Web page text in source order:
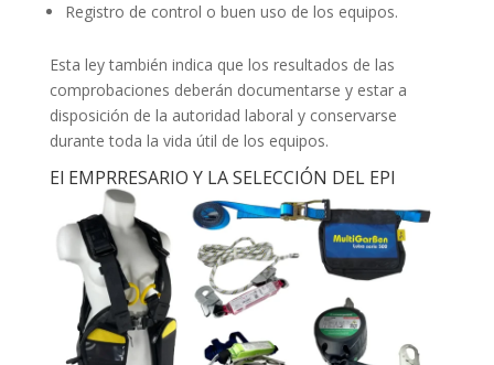
Registro de control o buen uso de los equipos.
Esta ley también indica que los resultados de las
comprobaciones deberán documentarse y estar a
disposición de la autoridad laboral y conservarse
durante toda la vida útil de los equipos.
El EMPRRESARIO Y LA SELECCIÓN DEL EPI